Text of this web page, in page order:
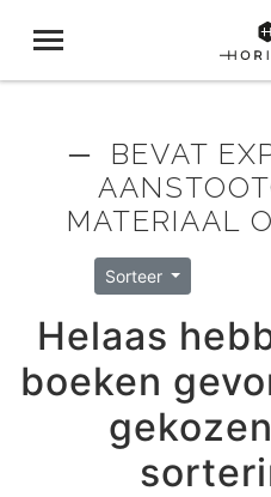
─ BEVAT
MATERIAAL
Sorteer
Helaas
boeken